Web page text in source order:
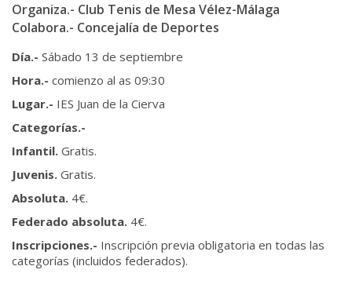
Organiza.- Club Tenis de Mesa Vélez-Málaga
Colabora.- Concejalía de Deportes
Día.- Sábado 13 de septiembre
Hora.- comienzo al as 09:30
Lugar.- IES Juan de la Cierva
Categorías.-
Infantil. Gratis.
Juvenis. Gratis.
Absoluta. 4€.
Federado absoluta. 4€.
Inscripciones.- Inscripción previa obligatoria en todas las
categorías (incluidos federados).